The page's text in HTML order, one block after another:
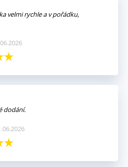
velmi rychle a v pořádku,
dodání.